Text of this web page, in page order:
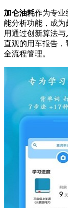
加仑油耗作为专业
能分析功能，成
用通过创新算法
直观的用车报告
全流程管理。